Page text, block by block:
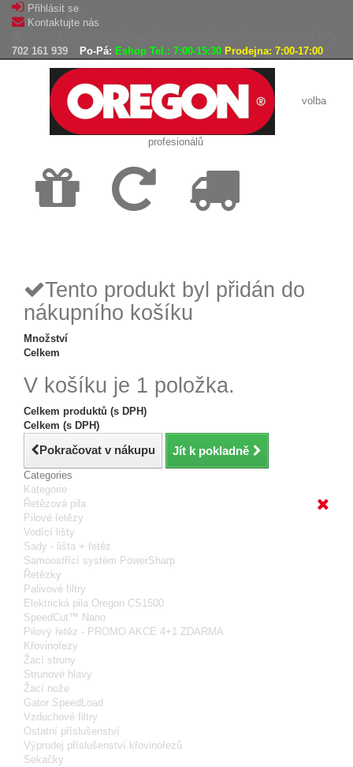
Přihlásit se
Kontaktujte nás
702 161 939
Po-Pá: Eshop Tel.: 7:00-15:30 Prodejna: 7:00-17:00
volba
profesionálů
Tento produkt byl přidán do
nákupního košíku
Množství
Celkem
V košíku je 1 položka.
Celkem produktů (s DPH)
Celkem (s DPH)
Pokračovat v nákupu Jít k pokladně
Categories
Kategorie
Řetězová pila
Pilové řetězy
Vodící lišty
Sady - lišta + řetěz
Samoostřící systém PowerSharp
Řetězky
Palivové filtry
Elektrická pila Oregon CS1500
SpeedCut™ Nano
Pilový řetěz - PROMO AKCE 4+1 ZDARMA
Křovinořezy
Žací struny
Strunové hlavy
Žací nože
Gator SpeedLoad
Vzduchové filtry
Ostatní příslušenství
Výprodej příslušenství křovinořezů
Sekačky